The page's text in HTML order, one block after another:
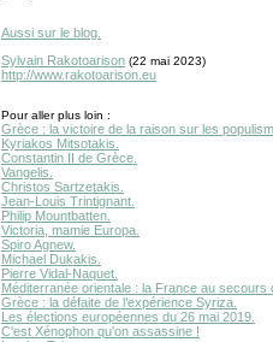
Aussi sur le blog.
Sylvain Rakotoarison (22 mai 2023)
http://www.rakotoarison.eu
Pour aller plus loin :
Grèce : la victoire de la raison sur les
Kyriakos Mitsotakis.
Constantin II de Grèce.
Vangelis.
Christos Sartzetakis.
Jean-Louis Trintignant.
Philip Mountbatten.
Victoria, mamie Europa.
Spiro Agnew.
Michael Dukakis.
Pierre Vidal-Naquet.
Méditerranée orientale : la France au
Grèce : la défaite de l’expérience Syriza.
Les élections européennes du 26 mai 2019.
C'est Xénophon qu'on assassine !